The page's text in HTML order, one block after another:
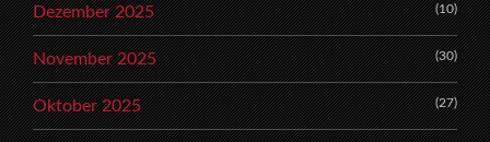
Dezember 2025 (10)
November 2025 (30)
Oktober 2025 (27)